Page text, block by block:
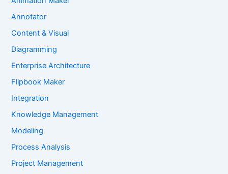
Annotator
Content & Visual
Diagramming
Enterprise Architecture
Flipbook Maker
Integration
Knowledge Management
Modeling
Process Analysis
Project Management